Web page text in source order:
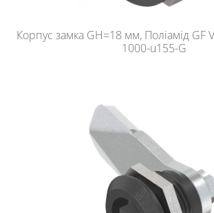
Корпус замка GH=18 мм, Поліамід GF
1000-u155-G